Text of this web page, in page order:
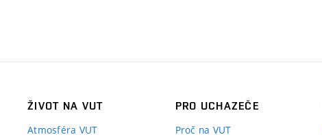
ŽIVOT NA VUT
Atmosféra VUT
PRO UCHAZEČE
Proč na VUT